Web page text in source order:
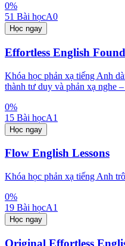
0%
51 Bài họcA0
Học ngay
Effortless English
Khóa học phản xạ tiếng Anh
thành tư duy và phản xạ nghe
0%
15 Bài họcA1
Học ngay
Flow English Lessons
Khóa học phản xạ tiếng Anh
0%
19 Bài họcA1
Học ngay
Original Effortless